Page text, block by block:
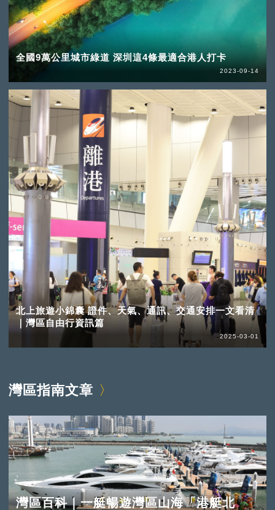
全國9萬公里城市綠道 深圳這4條最適合港人打卡
2023-09-14
北上旅遊小錦囊 證件、天氣、通訊、交通安排一文看清
｜灣區自由行資訊篇
2025-03-01
灣區指南文章
灣區百科｜一艇暢遊灣區山海「港艇北